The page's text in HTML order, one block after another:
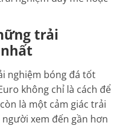
trải
nghiệm bóng đá tốt
không chỉ là cách để
là một cảm giác trải
xem đến gần hơn